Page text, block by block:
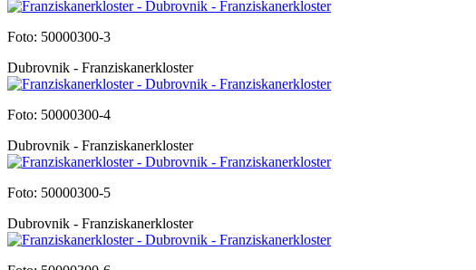
Foto: 50000300-3
Dubrovnik - Franziskanerkloster
Foto: 50000300-4
Dubrovnik - Franziskanerkloster
Foto: 50000300-5
Dubrovnik - Franziskanerkloster